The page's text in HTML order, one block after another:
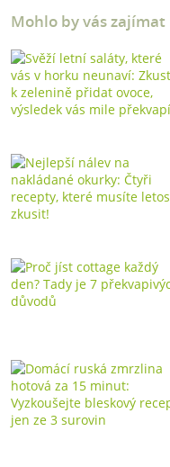
Mohlo by vás zajímat